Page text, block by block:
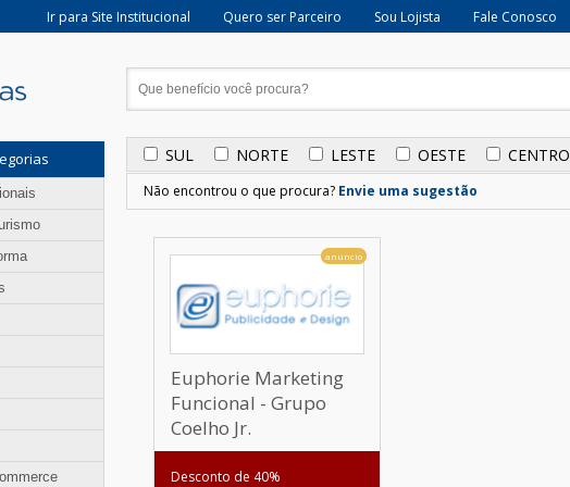
Ir para Site Institucional Quero ser Parceiro Sou Lojista Fale Conosco
SUL NORTE LESTE OESTE CENTRO
Não encontrou o que procura? Envie uma sugestão
anúncio
Euphorie Marketing
Funcional - Grupo
Coelho Jr.
Desconto de 40%